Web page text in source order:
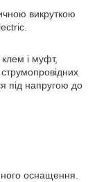
викруткою
і муфт,
під напругою до
оснащення.